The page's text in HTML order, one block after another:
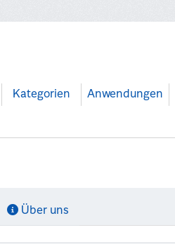
Kategorien Anwendungen
Über uns